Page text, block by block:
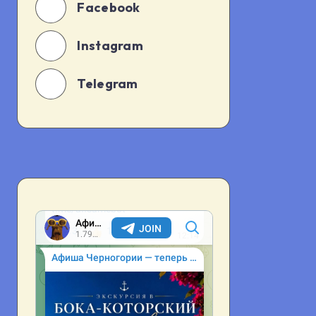
Facebook
Instagram
Telegram